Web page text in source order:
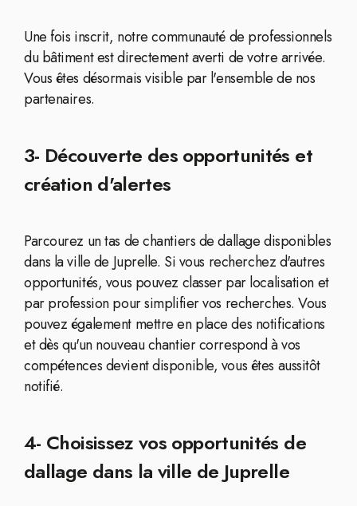
Une fois inscrit, notre communauté de professionnels
du bâtiment est directement averti de votre arrivée.
Vous êtes désormais visible par l'ensemble de nos
partenaires.
3- Découverte des opportunités et
création d'alertes
Parcourez un tas de chantiers de dallage disponibles
dans la ville de Juprelle. Si vous recherchez d'autres
opportunités, vous pouvez classer par localisation et
par profession pour simplifier vos recherches. Vous
pouvez également mettre en place des notifications
et dès qu'un nouveau chantier correspond à vos
compétences devient disponible, vous êtes aussitôt
notifié.
4- Choisissez vos opportunités de
dallage dans la ville de Juprelle